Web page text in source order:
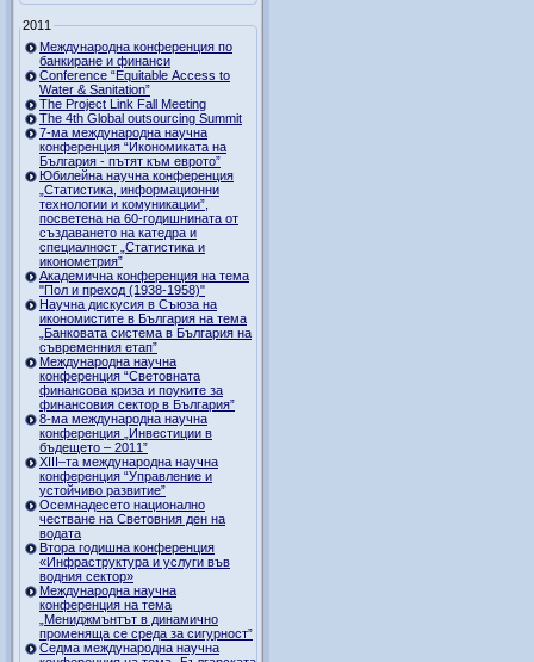
2011
Международна конференция по
банкиране и финанси
Conference “Equitable Access to
Water & Sanitation”
The Project Link Fall Meeting
The 4th Global outsourcing Summit
7-ма международна научна
конференция “Икономиката на
България - пътят към еврото”
Юбилейна научна конференция
„Статистика, информационни
технологии и комуникации”,
посветена на 60-годишнината от
създаването на катедра и
специалност „Статистика и
иконометрия”
Академична конференция на тема
"Пол и преход (1938-1958)"
Научна дискусия в Съюза на
икономистите в България на тема
„Банковата система в България на
съвременния етап”
Международна научна
конференция “Световната
финансова криза и поуките за
финансовия сектор в България”
8-ма международна научна
конференция „Инвестиции в
бъдещето – 2011”
ХІІІ–та международна научна
конференция “Управление и
устойчиво развитие”
Осемнадесето национално
честване на Световния ден на
водата
Втора годишна конференция
«Инфраструктура и услуги във
водния сектор»
Международна научна
конференция на тема
„Мениджмънтът в динамично
променяща се среда за сигурност”
Седма международна научна